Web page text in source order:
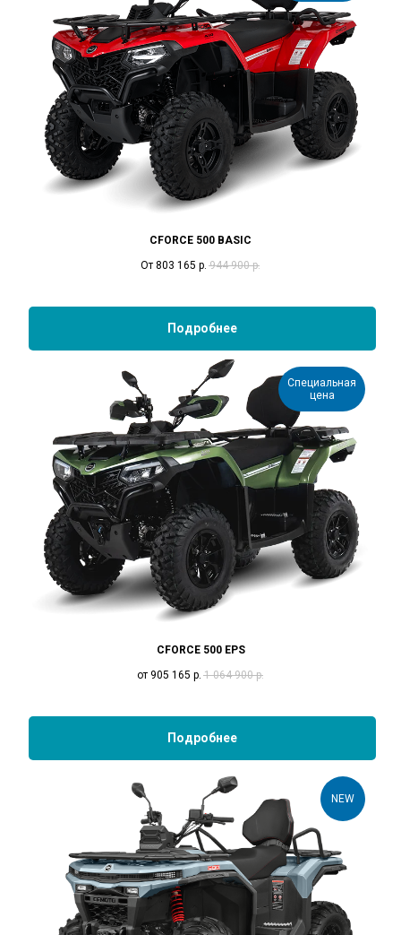
CFORCE 500 BASIC
От 803 165 р. 944 900 р.
Подробнее
Специальная
цена
CFORCE 500 EPS
от 905 165 р. 1 064 900 р.
Подробнее
NEW